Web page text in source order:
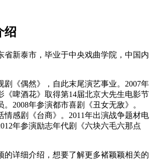
绍
省新泰市，毕业于中央戏曲学院，中国内
剧《偶然》，自此末尾演艺事业。2007年
《啤酒花》取得第14届北京大先生电影节
2008年参演都市喜剧《丑女无敌》。
情感剧《台商》。2011年出演战争题材电
年参演励志年代剧《六块六毛六那点
的详细介绍，想要了解更多褚颖颖相关的